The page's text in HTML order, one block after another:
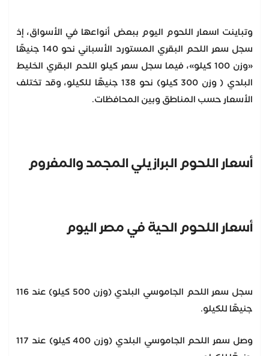
وتباينت اسعار اللحوم اليوم ببعض أنواعها في الأسواق، إذ
سجل سعر اللحم البقري المستورد الأسباني نحو 140 جنيهًا
«وزن 100 كيلو»، فيما سجل سعر كيلو اللحم البقري الخليط
البلدي ( وزن 300 كيلو) نحو 138 جنيهًا للكيلو، وقد تختلف
الأسعار حسب المناطق وبين المحافظات.
أسعار اللحوم البرازيلي المجمد والمفروم
أسعار اللحوم الحية في مصر اليوم
سجل سعر اللحم الجاموسي البلدي (وزن 500 كيلو) عند 116
جنيهًا للكيلو.
وصل سعر اللحم الجاموسي البلدي (وزن 400 كيلو) عند 117